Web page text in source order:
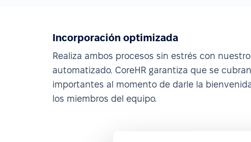
Incorporación optimizada
Realiza ambos procesos sin estrés con
automatizado. CoreHR garantiza que se
importantes al momento de darle la
los miembros del equipo.